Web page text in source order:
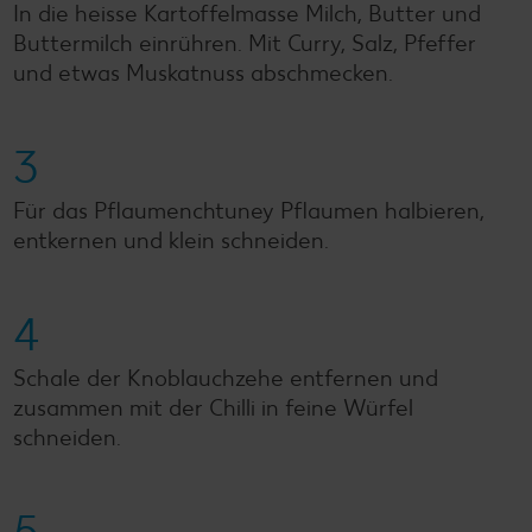
In die heisse Kartoffelmasse Milch, Butter und
Buttermilch einrühren. Mit Curry, Salz, Pfeffer
und etwas Muskatnuss abschmecken.
3
Für das Pflaumenchtuney Pflaumen halbieren,
entkernen und klein schneiden.
4
Schale der Knoblauchzehe entfernen und
zusammen mit der Chilli in feine Würfel
schneiden.